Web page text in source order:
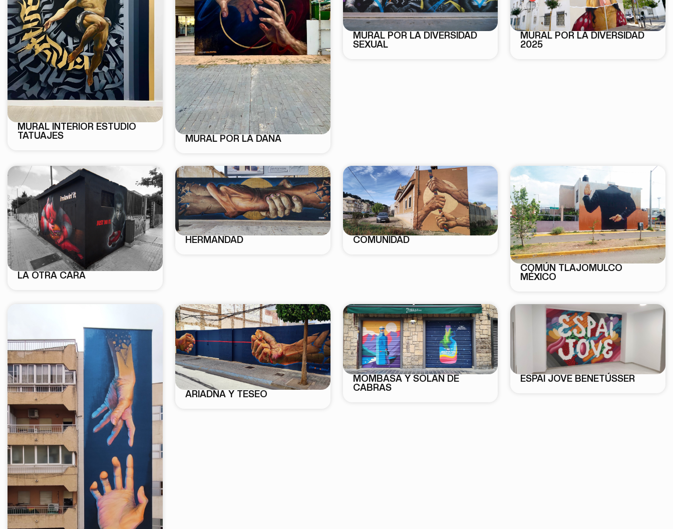
MURAL INTERIOR ESTUDIO
TATUAJES
MURAL POR LA DANA
MURAL POR LA DIVERSIDAD
SEXUAL
MURAL POR LA DIVERSIDAD
2025
LA OTRA CARA
HERMANDAD COMUNIDAD
COMÚN TLAJOMULCO
MÉXICO
ARIADNA Y TESEO
MOMBASA Y SOLAN DE
CABRAS
ESPAI JOVE BENETÚSSER